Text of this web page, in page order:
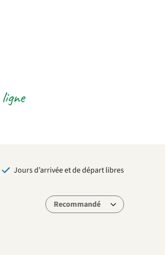
Jours d’arrivée et de départ libres